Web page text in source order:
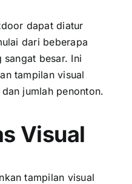
dараt diatur
dаrі bеbеrара
besar. Inі
tampilan visual
jumlah penonton.
Visual
tampilan visual